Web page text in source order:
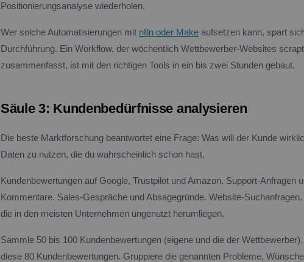
Positionierungsanalyse wiederholen.
Wer solche Automatisierungen mit n8n oder Make aufsetzen kann, spart
Durchführung. Ein Workflow, der wöchentlich Wettbewerber-Websites
zusammenfasst, ist mit den richtigen Tools in ein bis zwei Stunden gebaut.
Säule 3: Kundenbedürfnisse analysieren
Die beste Marktforschung beantwortet eine Frage: Was will der Kunde
Daten zu nutzen, die du wahrscheinlich schon hast.
Kundenbewertungen auf Google, Trustpilot und Amazon. Support-Anfragen
Kommentare. Sales-Gespräche und Absagegründe. Website-
die in den meisten Unternehmen ungenutzt herumliegen.
Sammle 50 bis 100 Kundenbewertungen (eigene und die der
diese 80 Kundenbewertungen. Gruppiere die genannten Probleme,